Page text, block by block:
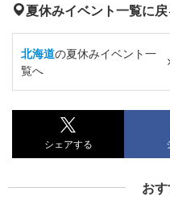
夏休みイベント一覧に戻
北海道の夏休みイベント一
覧へ
シェアする
お